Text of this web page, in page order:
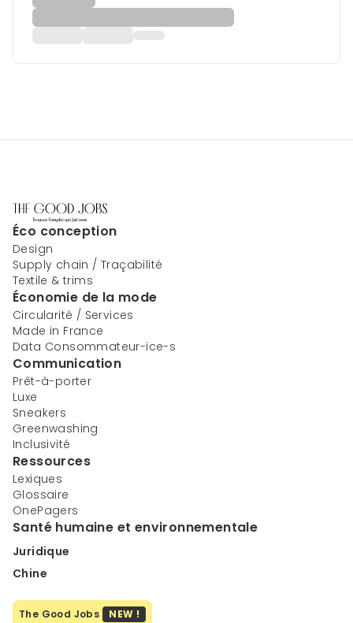
Éco conception
Design
Supply chain / Traçabilité
Textile & trims
Économie de la mode
Circularité / Services
Made in France
Data Consommateur-ice-s
Communication
Prêt-à-porter
Luxe
Sneakers
Greenwashing
Inclusivité
Ressources
Lexiques
Glossaire
OnePagers
Santé humaine et environnementale
Juridique
Chine
The Good Jobs NEW !